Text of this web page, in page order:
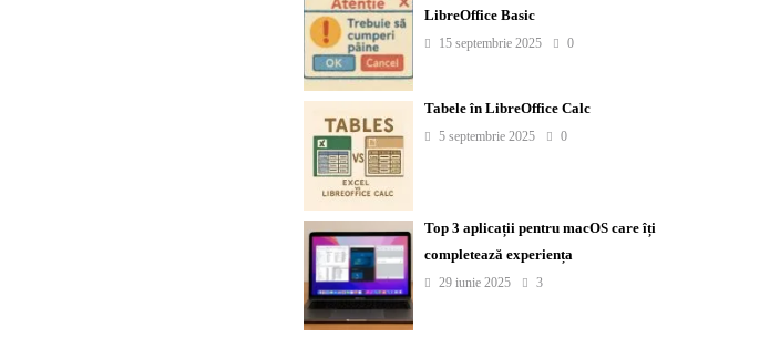
LibreOffice Basic
15 septembrie 2025 0
Tabele în LibreOffice Calc
5 septembrie 2025 0
Top 3 aplicații pentru macOS care îți
completează experiența
29 iunie 2025 3